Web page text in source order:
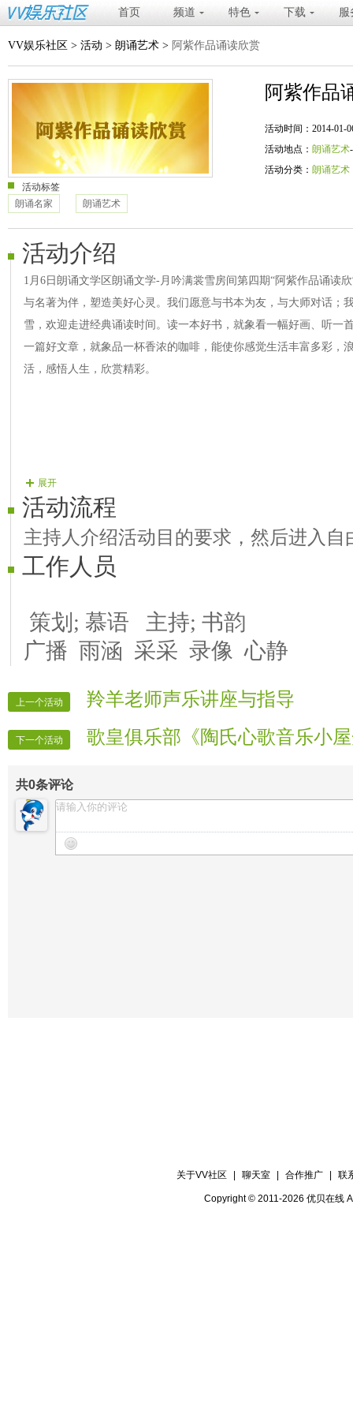
首页 频道 特色 下载 服
VV娱乐社区 > 活动 > 朗诵艺术 > 阿紫作品诵读欣赏
阿紫作品
活动时间：2014-01-
活动地点： 朗诵艺术
活动分类： 朗诵艺术
活动标签
朗诵名家
朗诵艺术
活动介绍
1月6日朗诵文学区朗诵文学-月吟满裳雪房间第四期“阿紫作品诵读
与名著为伴，塑造美好心灵。我们愿意与书本为友，与大师对话；
雪，欢迎走进经典诵读时间。读一本好书，就象看一幅好画、听一
一篇好文章，就象品一杯香浓的咖啡，能使你感觉生活丰富多彩，
活，感悟人生，欣赏精彩。
展开
活动流程
主持人介绍活动目的要求，然后进入自
工作人员
策划 ; 慕语 主持; 书韵
广播 雨涵 采采 录像 心静
上一个活动 羚羊老师声乐讲座与指导
下一个活动 歌皇俱乐部《陶氏心歌音乐小
共0条评论
关于VV社区 聊天室 合作推广 联
Copyright © 2011-2026 优贝在线